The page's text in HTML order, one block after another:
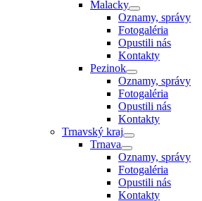
Malacky
Oznamy, správy
Fotogaléria
Opustili nás
Kontakty
Pezinok
Oznamy, správy
Fotogaléria
Opustili nás
Kontakty
Trnavský kraj
Trnava
Oznamy, správy
Fotogaléria
Opustili nás
Kontakty